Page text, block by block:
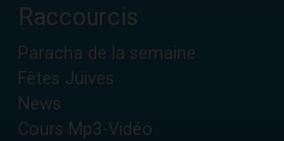
Raccourcis
Paracha de la semaine
Fêtes Juives
News
Cours Mp3-Vidéo